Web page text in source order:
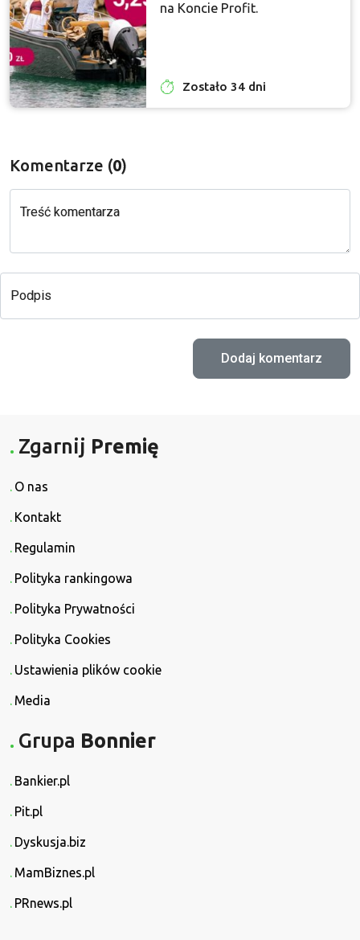
na Koncie Profit.
Zostało 34 dni
Komentarze (0)
Treść komentarza
Podpis
Zgarnij Premię
O nas
Kontakt
Regulamin
Polityka rankingowa
Polityka Prywatności
Polityka Cookies
Ustawienia plików cookie
Media
Grupa Bonnier
Bankier.pl
Pit.pl
Dyskusja.biz
MamBiznes.pl
PRnews.pl